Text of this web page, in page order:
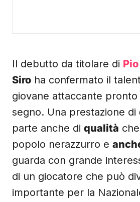
Il debutto da titolare di
Siro ha confermato il
giovane attaccante pronto
segno. Una prestazione di
parte anche di qualità
popolo nerazzurro e
guarda con grande
di un giocatore che può
importante per la